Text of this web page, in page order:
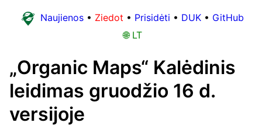
Naujienos • Ziedot • Prisidėti • DUK • GitHub
🌐 LT
„Organic Maps“ Kalėdinis
leidimas gruodžio 16 d.
versijoje